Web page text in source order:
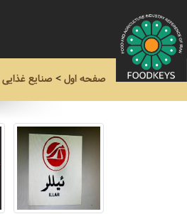
صفحه اول> صنایع غذایی